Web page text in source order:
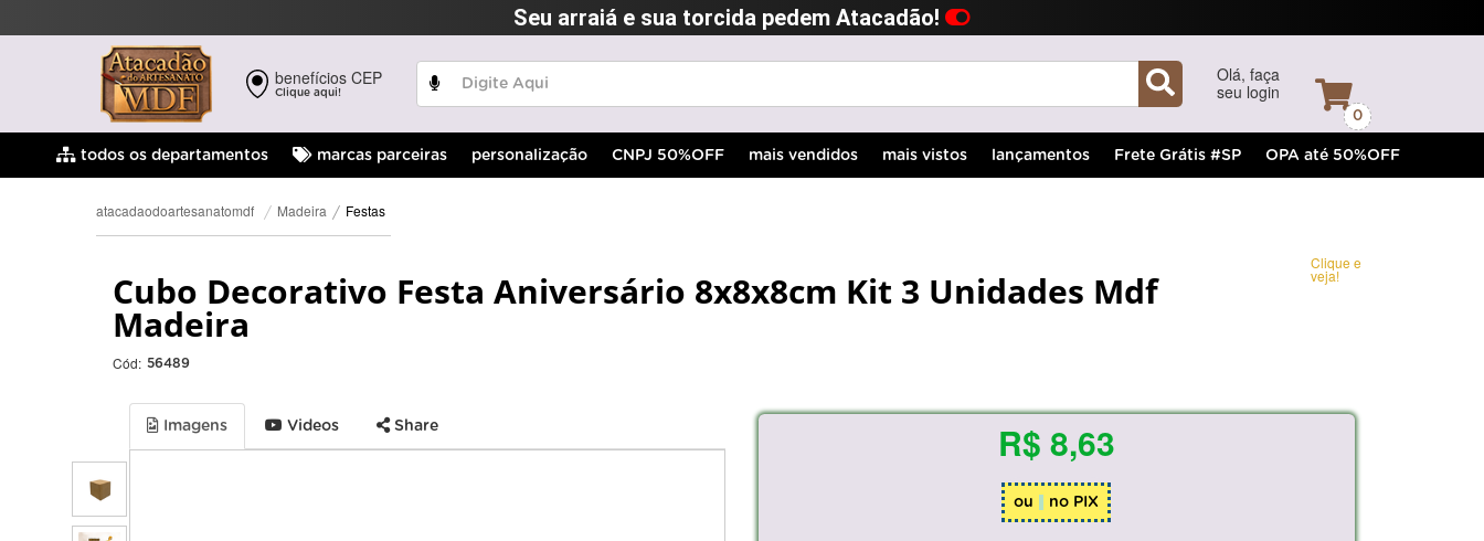
Seu arraiá e sua torcida pedem Atacadão!
benefícios CEP
Clique aqui!
Olá, faça
seu login
0
todos os departamentos marcas parceiras personalização CNPJ 50%OFF mais vendidos mais vistos lançamentos Frete Grátis #SP OPA até 50%OFF
atacadaodoartesanatomdf Madeira Festas
Cubo Decorativo Festa Aniversário 8x8x8cm Kit 3 Unidades Mdf
Madeira
Cód: 56489
Clique e
veja!
Imagens Videos Share R$ 8,63
ou no PIX